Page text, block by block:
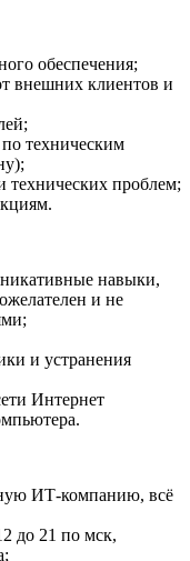
обеспечения;
внешних клиентов и
по техническим
технических проблем;
навыки,
и не
и устранения
Интернет
ИТ-компанию, всё
до 21 по мск,